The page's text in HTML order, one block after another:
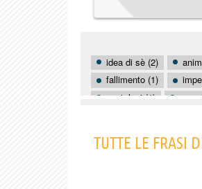
idea di sè (2)
fallimento (1)
pantaloni (1)
pene
TUTTE LE FRASI